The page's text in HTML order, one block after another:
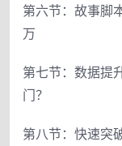
第六节：故事脚
万
第七节：数据提
门？
第八节：快速突